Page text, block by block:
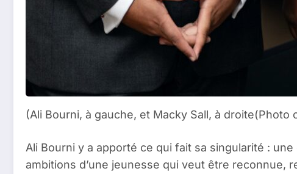
(Ali Bourni, à gauche, et Macky Sall, à droite(Photo
Ali Bourni y a apporté ce qui fait sa singularité :
ambitions d’une jeunesse qui veut être reconnue,